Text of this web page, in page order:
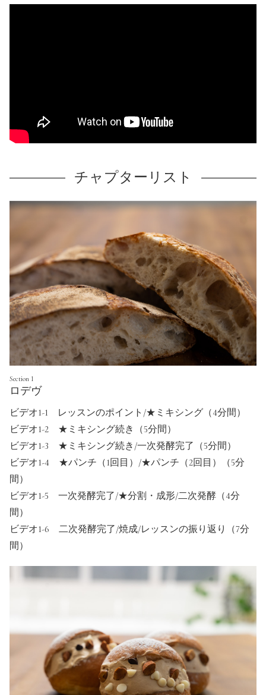
チャプターリスト
Section 1
ロデヴ
ビデオ1-1 レッスンのポイント/★ミキシング（4分間）
ビデオ1-2 ★ミキシング続き（5分間）
ビデオ1-3 ★ミキシング続き/一次発酵完了（5分間）
ビデオ1-4 ★パンチ（1回目）/★パンチ（2回目）（5分
間）
ビデオ1-5 一次発酵完了/★分割・成形/二次発酵（4分
間）
ビデオ1-6 二次発酵完了/焼成/レッスンの振り返り（7分
間）